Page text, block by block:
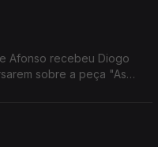
Afonso recebeu Diogo
sobre a peça "As